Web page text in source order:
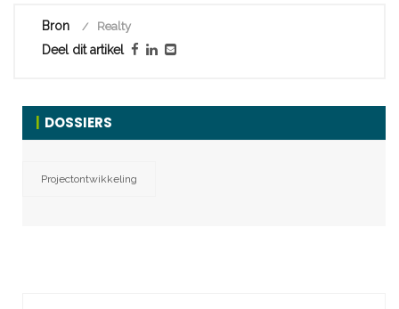
Bron Realty
Deel dit artikel
DOSSIERS
Projectontwikkeling